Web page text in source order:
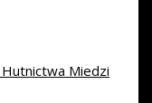
Miedzi